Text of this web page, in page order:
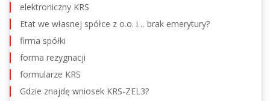
elektroniczny KRS
Etat we własnej spółce z o.o. i… brak emerytury?
firma spółki
forma rezygnacji
formularze KRS
Gdzie znajdę wniosek KRS-ZEL3?